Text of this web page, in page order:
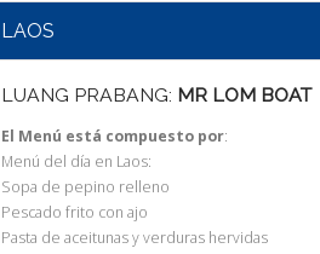
LAOS
LUANG PRABANG: MR LOM BOAT
El Menú está compuesto por:
Menú del día en Laos:
Sopa de pepino relleno
Pescado frito con ajo
Pasta de aceitunas y verduras hervidas